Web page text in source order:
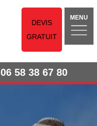
DEVIS
GRATUIT
MENU
06 58 38 67 80